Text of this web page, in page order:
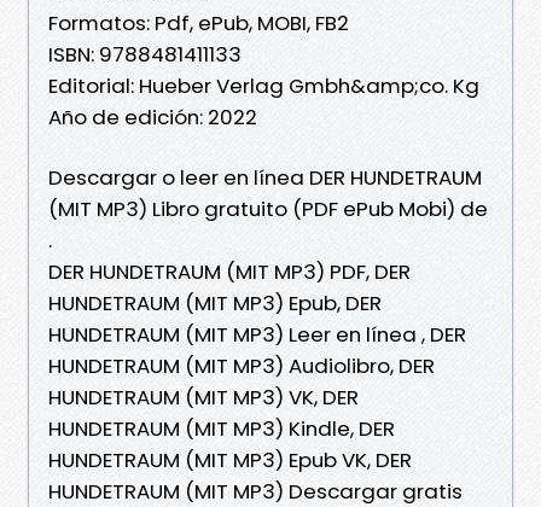
Formatos: Pdf, ePub, MOBI, FB2
ISBN: 9788481411133
Editorial: Hueber Verlag Gmbh&amp;co. Kg
Año de edición: 2022
Descargar o leer en línea DER HUNDETRAUM
(MIT MP3) Libro gratuito (PDF ePub Mobi) de
.
DER HUNDETRAUM (MIT MP3) PDF, DER
HUNDETRAUM (MIT MP3) Epub, DER
HUNDETRAUM (MIT MP3) Leer en línea , DER
HUNDETRAUM (MIT MP3) Audiolibro, DER
HUNDETRAUM (MIT MP3) VK, DER
HUNDETRAUM (MIT MP3) Kindle, DER
HUNDETRAUM (MIT MP3) Epub VK, DER
HUNDETRAUM (MIT MP3) Descargar gratis